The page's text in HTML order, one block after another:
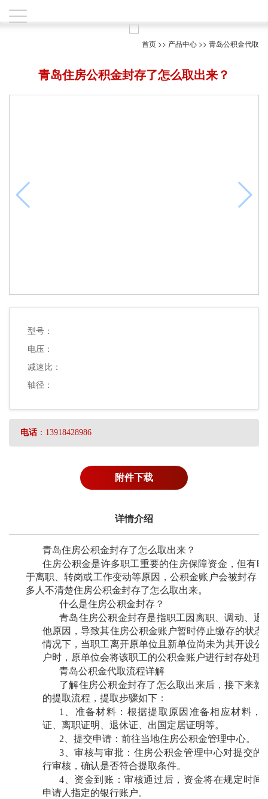
首页 >> 产品中心 >> 青岛公积金代取
青岛住房公积金封存了怎么取出来？
型号：
电压：
减速比：
轴径：
电话：13918428986
附件下载
详情介绍
青岛住房公积金封存了怎么取出来？
住房公积金是许多职工重要的住房保障资金，但有时
于离职、转岗或工作变动等原因，公积金账户会被封存，
多人不清楚住房公积金封存了怎么取出来。
什么是住房公积金封存？
青岛住房公积金封存是指职工因离职、调动、退
他原因，导致其住房公积金账户暂时停止缴存的状态
情况下，当职工离开原单位且新单位尚未为其开设公
户时，原单位会将该职工的公积金账户进行封存处理
青岛公积金代取流程详解
了解住房公积金封存了怎么取出来后，接下来就
的提取流程，提取步骤如下：
1、准备材料：根据提取原因准备相应材料，
证、离职证明、退休证、出国定居证明等。
2、提交申请：前往当地住房公积金管理中心。
3、审核与审批：住房公积金管理中心对提交的
行审核，确认是否符合提取条件。
4、资金到账：审核通过后，资金将在规定时间
申请人指定的银行账户。